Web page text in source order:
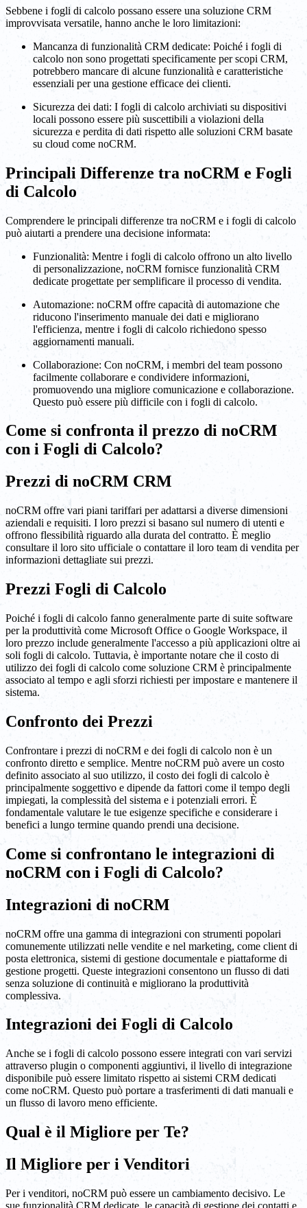
Sebbene i fogli di calcolo possano essere una soluzione CRM
improvvisata versatile, hanno anche le loro limitazioni:
Mancanza di funzionalità CRM dedicate: Poiché i fogli di
calcolo non sono progettati specificamente per scopi CRM,
potrebbero mancare di alcune funzionalità e caratteristiche
essenziali per una gestione efficace dei clienti.
Sicurezza dei dati: I fogli di calcolo archiviati su dispositivi
locali possono essere più suscettibili a violazioni della
sicurezza e perdita di dati rispetto alle soluzioni CRM basate
su cloud come noCRM.
Principali Differenze tra noCRM e Fogli
di Calcolo
Comprendere le principali differenze tra noCRM e i fogli di calcolo
può aiutarti a prendere una decisione informata:
Funzionalità: Mentre i fogli di calcolo offrono un alto livello
di personalizzazione, noCRM fornisce funzionalità CRM
dedicate progettate per semplificare il processo di vendita.
Automazione: noCRM offre capacità di automazione che
riducono l'inserimento manuale dei dati e migliorano
l'efficienza, mentre i fogli di calcolo richiedono spesso
aggiornamenti manuali.
Collaborazione: Con noCRM, i membri del team possono
facilmente collaborare e condividere informazioni,
promuovendo una migliore comunicazione e collaborazione.
Questo può essere più difficile con i fogli di calcolo.
Come si confronta il prezzo di noCRM
con i Fogli di Calcolo?
Prezzi di noCRM CRM
noCRM offre vari piani tariffari per adattarsi a diverse dimensioni
aziendali e requisiti. I loro prezzi si basano sul numero di utenti e
offrono flessibilità riguardo alla durata del contratto. È meglio
consultare il loro sito ufficiale o contattare il loro team di vendita per
informazioni dettagliate sui prezzi.
Prezzi Fogli di Calcolo
Poiché i fogli di calcolo fanno generalmente parte di suite software
per la produttività come Microsoft Office o Google Workspace, il
loro prezzo include generalmente l'accesso a più applicazioni oltre ai
soli fogli di calcolo. Tuttavia, è importante notare che il costo di
utilizzo dei fogli di calcolo come soluzione CRM è principalmente
associato al tempo e agli sforzi richiesti per impostare e mantenere il
sistema.
Confronto dei Prezzi
Confrontare i prezzi di noCRM e dei fogli di calcolo non è un
confronto diretto e semplice. Mentre noCRM può avere un costo
definito associato al suo utilizzo, il costo dei fogli di calcolo è
principalmente soggettivo e dipende da fattori come il tempo degli
impiegati, la complessità del sistema e i potenziali errori. È
fondamentale valutare le tue esigenze specifiche e considerare i
benefici a lungo termine quando prendi una decisione.
Come si confrontano le integrazioni di
noCRM con i Fogli di Calcolo?
Integrazioni di noCRM
noCRM offre una gamma di integrazioni con strumenti popolari
comunemente utilizzati nelle vendite e nel marketing, come client di
posta elettronica, sistemi di gestione documentale e piattaforme di
gestione progetti. Queste integrazioni consentono un flusso di dati
senza soluzione di continuità e migliorano la produttività
complessiva.
Integrazioni dei Fogli di Calcolo
Anche se i fogli di calcolo possono essere integrati con vari servizi
attraverso plugin o componenti aggiuntivi, il livello di integrazione
disponibile può essere limitato rispetto ai sistemi CRM dedicati
come noCRM. Questo può portare a trasferimenti di dati manuali e
un flusso di lavoro meno efficiente.
Qual è il Migliore per Te?
Il Migliore per i Venditori
Per i venditori, noCRM può essere un cambiamento decisivo. Le
sue funzionalità CRM dedicate, le capacità di gestione dei contatti e